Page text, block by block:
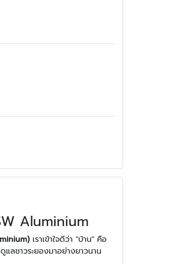
Aluminium
เราเข้าใจดีว่า "บ้าน" คือ
ลชาวระยองมาอย่างยาวนาน